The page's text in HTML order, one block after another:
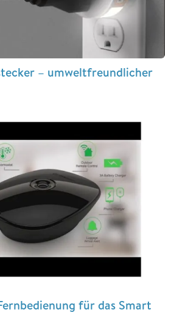
– umweltfreundlicher
für das Smart